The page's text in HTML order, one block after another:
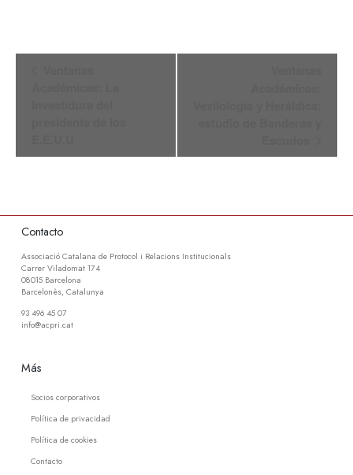
Contacto
Associació Catalana de Protocol i Relacions Institucionals
Carrer Viladomat 174
08015 Barcelona
Barcelonès, Catalunya
93 496 45 07
info@acpri.cat
Más
Socios corporativos
Política de privacidad
Política de cookies
Contacto